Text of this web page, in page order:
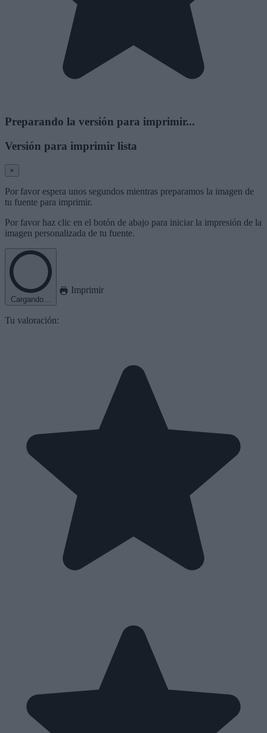
Preparando la versión para imprimir...
Versión para imprimir lista
×
Por favor espera unos segundos mientras preparamos la imagen de
tu fuente para imprimir.
Por favor haz clic en el botón de abajo para iniciar la impresión de la
imagen personalizada de tu fuente.
Cargando...
Imprimir
Tu valoración: